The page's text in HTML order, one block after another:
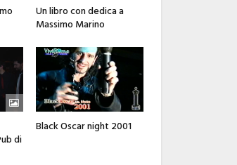
Un libro con dedica a
Massimo Marino
di
Black Oscar night 2001